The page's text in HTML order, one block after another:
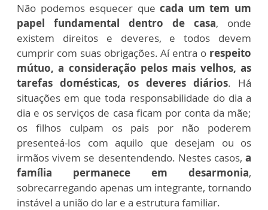
Não podemos esquecer quecada um tem um
papel fundamental dentro de casa, onde
existem direitos e deveres, e todos devem
cumprir com suas obrigações. Aí entra o respeito
mútuo, a consideração pelos mais velhos, as
tarefas domésticas, os deveres diários. Há
situações em que toda responsabilidade do dia a
dia e os serviços de casa ficam por conta da mãe;
os filhos culpam os pais por não poderem
presenteá-los com aquilo que desejam ou os
irmãos vivem se desentendendo. Nestes casos, a
família permanece em desarmonia,
sobrecarregando apenas um integrante, tornando
instável a união do lar e a estrutura familiar.